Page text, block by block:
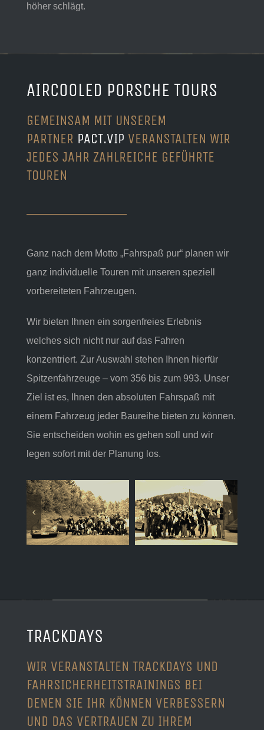
höher schlägt.
AIRCOOLED PORSCHE TOURS
GEMEINSAM MIT UNSEREM
PARTNER PACT.VIP VERANSTALTEN WIR
JEDES JAHR ZAHLREICHE GEFÜHRTE
TOUREN
Ganz nach dem Motto „Fahrspaß pur“ planen wir
ganz individuelle Touren mit unseren speziell
vorbereiteten Fahrzeugen.
Wir bieten Ihnen ein sorgenfreies Erlebnis
welches sich nicht nur auf das Fahren
konzentriert. Zur Auswahl stehen Ihnen hierfür
Spitzenfahrzeuge – vom 356 bis zum 993. Unser
Ziel ist es, Ihnen den absoluten Fahrspaß mit
einem Fahrzeug jeder Baureihe bieten zu können.
Sie entscheiden wohin es gehen soll und wir
legen sofort mit der Planung los.
TRACKDAYS
WIR VERANSTALTEN TRACKDAYS UND
FAHRSICHERHEITSTRAININGS BEI
DENEN SIE IHR KÖNNEN VERBESSERN
UND DAS VERTRAUEN ZU IHREM